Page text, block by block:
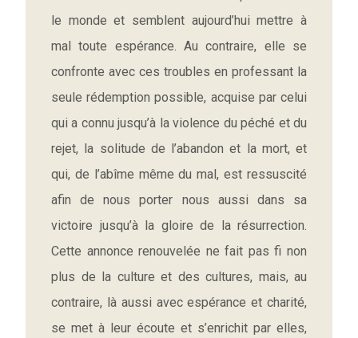
le monde et semblent aujourd’hui mettre à
mal toute espérance. Au contraire, elle se
confronte avec ces troubles en professant la
seule rédemption possible, acquise par celui
qui a connu jusqu’à la violence du péché et du
rejet, la solitude de l’abandon et la mort, et
qui, de l’abîme même du mal, est ressuscité
afin de nous porter nous aussi dans sa
victoire jusqu’à la gloire de la résurrection.
Cette annonce renouvelée ne fait pas fi non
plus de la culture et des cultures, mais, au
contraire, là aussi avec espérance et charité,
se met à leur écoute et s’enrichit par elles,